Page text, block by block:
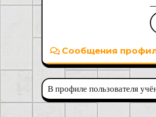
Сообщения
В профиле пользователя